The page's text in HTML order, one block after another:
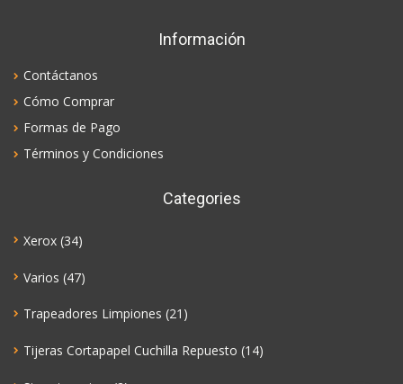
Información
Contáctanos
Cómo Comprar
Formas de Pago
Términos y Condiciones
Categories
Xerox (34)
Varios (47)
Trapeadores Limpiones (21)
Tijeras Cortapapel Cuchilla Repuesto (14)